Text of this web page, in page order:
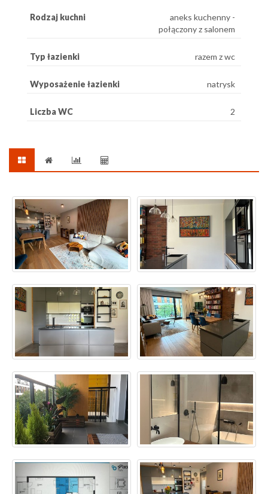
Rodzaj kuchni
aneks kuchenny -
połączony z salonem
Typ łazienki razem z wc
Wyposażenie łazienki natrysk
Liczba WC 2